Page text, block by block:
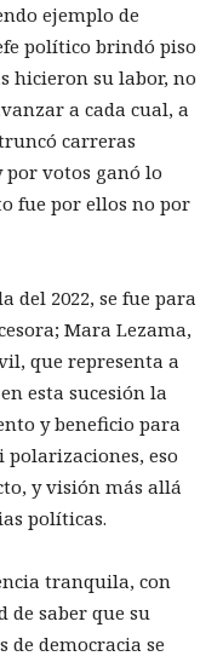
ejemplo de
político brindó piso
hicieron su labor, no
a cada cual, a
carreras
votos ganó lo
fue por ellos no por
del 2022, se fue para
Mara Lezama,
que representa a
esta sucesión la
y beneficio para
eso
y visión más allá
políticas.
tranquila, con
de saber que su
democracia se